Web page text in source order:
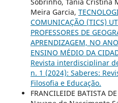
Meira Garcia,
COMUNICAÇÃO (TICS)
PROFESSORES DE
APRENDIZAGEM, NO
ENSINO MÉDIO DA
Revista interdisciplinar
n. 1 (2024): Saberes:
Filosofia e Educação.
FRANCILEIDE BATISTA